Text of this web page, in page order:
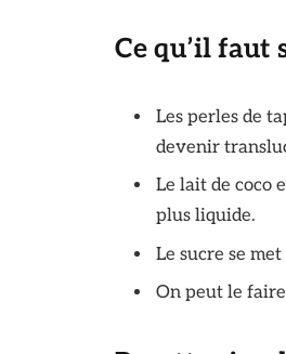
Ce qu’il faut
Les perles de
devenir
Le lait de coco
plus liquide.
Le sucre se
On peut le